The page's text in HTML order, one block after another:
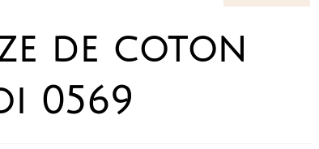
de coton
0569